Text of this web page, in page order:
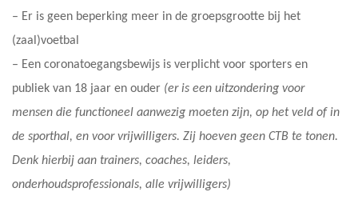
– Er is geen beperking meer in de groepsgrootte bij het
(zaal)voetbal
– Een coronatoegangsbewijs is verplicht voor sporters en
publiek van 18 jaar en ouder (er is een uitzondering voor
mensen die functioneel aanwezig moeten zijn, op het veld of in
de sporthal, en voor vrijwilligers. Zij hoeven geen CTB te tonen.
Denk hierbij aan trainers, coaches, leiders,
onderhoudsprofessionals, alle vrijwilligers)